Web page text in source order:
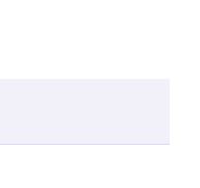
de eliminar lo que
y descubrir cómo